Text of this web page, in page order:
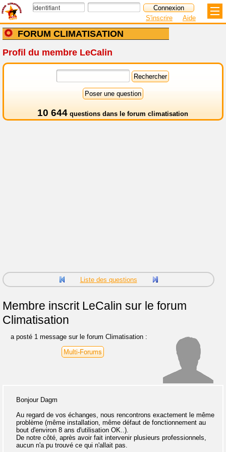
FORUM CLIMATISATION
S'inscrire Aide
Profil du membre LeCalin
10 644 questions dans le forum climatisation
Liste des questions
Membre inscritLeCalin sur le forum
Climatisation
a posté 1 message sur le forum Climatisation :
Multi-Forums
Bonjour Dagm
Au regard de vos échanges, nous rencontrons exactement le même
problème (même installation, même défaut de fonctionnement au
bout d'environ 8 ans d'utilisation OK..).
De notre côté, après avoir fait intervenir plusieurs professionnels,
aucun n'a pu trouvé ce qui n'allait pas.